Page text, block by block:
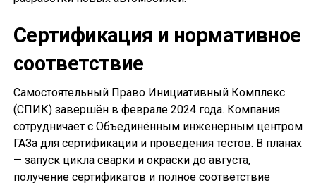
Сертификация и нормативное
соответствие
Самостоятельный Право Инициативный Комплекс
(СПИК) завершён в феврале 2024 года. Компания
сотрудничает с Объединённым инженерным центром
ГАЗа для сертификации и проведения тестов. В планах
— запуск цикла сварки и окраски до августа,
получение сертификатов и полное соответствие